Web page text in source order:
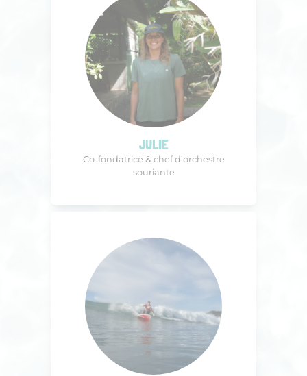
JULIE
Co-fondatrice & chef d’orchestre
souriante